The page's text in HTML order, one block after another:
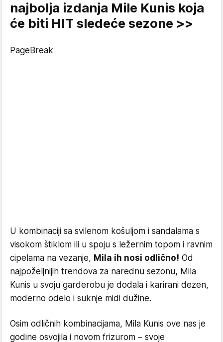
najbolja izdanja Mile Kunis koja
će biti HIT sledeće sezone >>
PageBreak
U kombinaciji sa svilenom košuljom i sandalama s
visokom štiklom ili u spoju s ležernim topom i ravnim
cipelama na vezanje, Mila ih nosi odlično! Od
najpoželjnijih trendova za narednu sezonu, Mila
Kunis u svoju garderobu je dodala i karirani dezen,
moderno odelo i suknje midi dužine.
Osim odličnih kombinacijama, Mila Kunis ove nas je
godine osvojila i novom frizurom – svoje